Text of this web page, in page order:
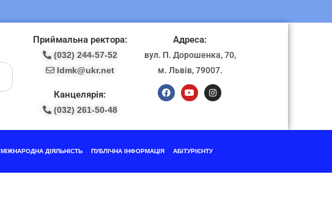
Приймальна ректора:
(032) 244-57-52
ldmk@ukr.net
Канцелярія:
(032) 261-50-48
Адреса:
вул. П. Дорошенка, 70,
м. Львів, 79007.
МІЖНАРОДНА ДІЯЛЬНІСТЬ ПУБЛІЧНА ІНФОРМАЦІЯ АБІТУРІЄНТУ